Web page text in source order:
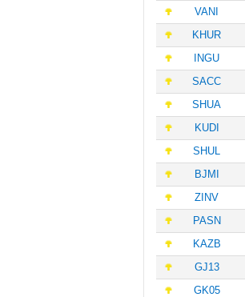
VANI
KHUR
INGU
SACC
SHUA
KUDI
SHUL
BJMI
ZINV
PASN
KAZB
GJ13
GK05